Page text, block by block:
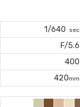
sec
1/640
F/5.6
400
420mm